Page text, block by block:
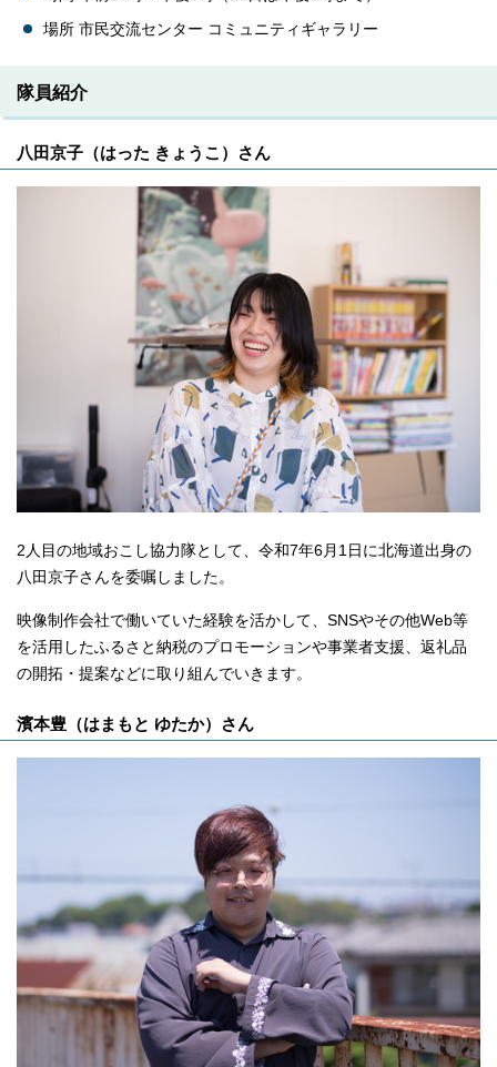
場所 市民交流センター コミュニティギャラリー
隊員紹介
八田京子（はった きょうこ）さん
2人目の地域おこし協力隊として、令和7年6月1日に北海道出身の
八田京子さんを委嘱しました。
映像制作会社で働いていた経験を活かして、SNSやその他Web等
を活用したふるさと納税のプロモーションや事業者支援、返礼品
の開拓・提案などに取り組んでいきます。
濱本豊（はまもと ゆたか）さん